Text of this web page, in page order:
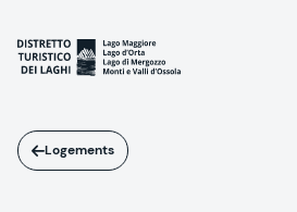
contenu
principal
Logements